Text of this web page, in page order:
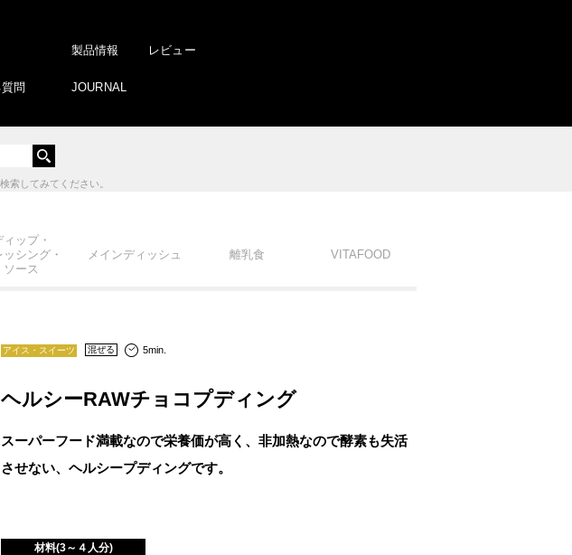
問
製品情報
JOURNAL
レビュー
索してみてください。
ィップ・
ッシング・
ソース
メインディッシュ 離乳食 VITAFOOD
アイス・スイーツ 混ぜる 5min.
ヘルシーRAWチョコプディング
スーパーフード満載なので栄養価が高く、非加熱なので酵素も失活
させない、ヘルシープディングです。
材料(3～４人分)